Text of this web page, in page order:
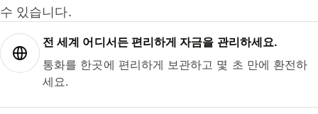
수 있습니다.
전 세계 어디서든 편리하게 자금을 관리하세요.
통화를 한곳에 편리하게 보관하고 몇 초 만에 환전하
세요.